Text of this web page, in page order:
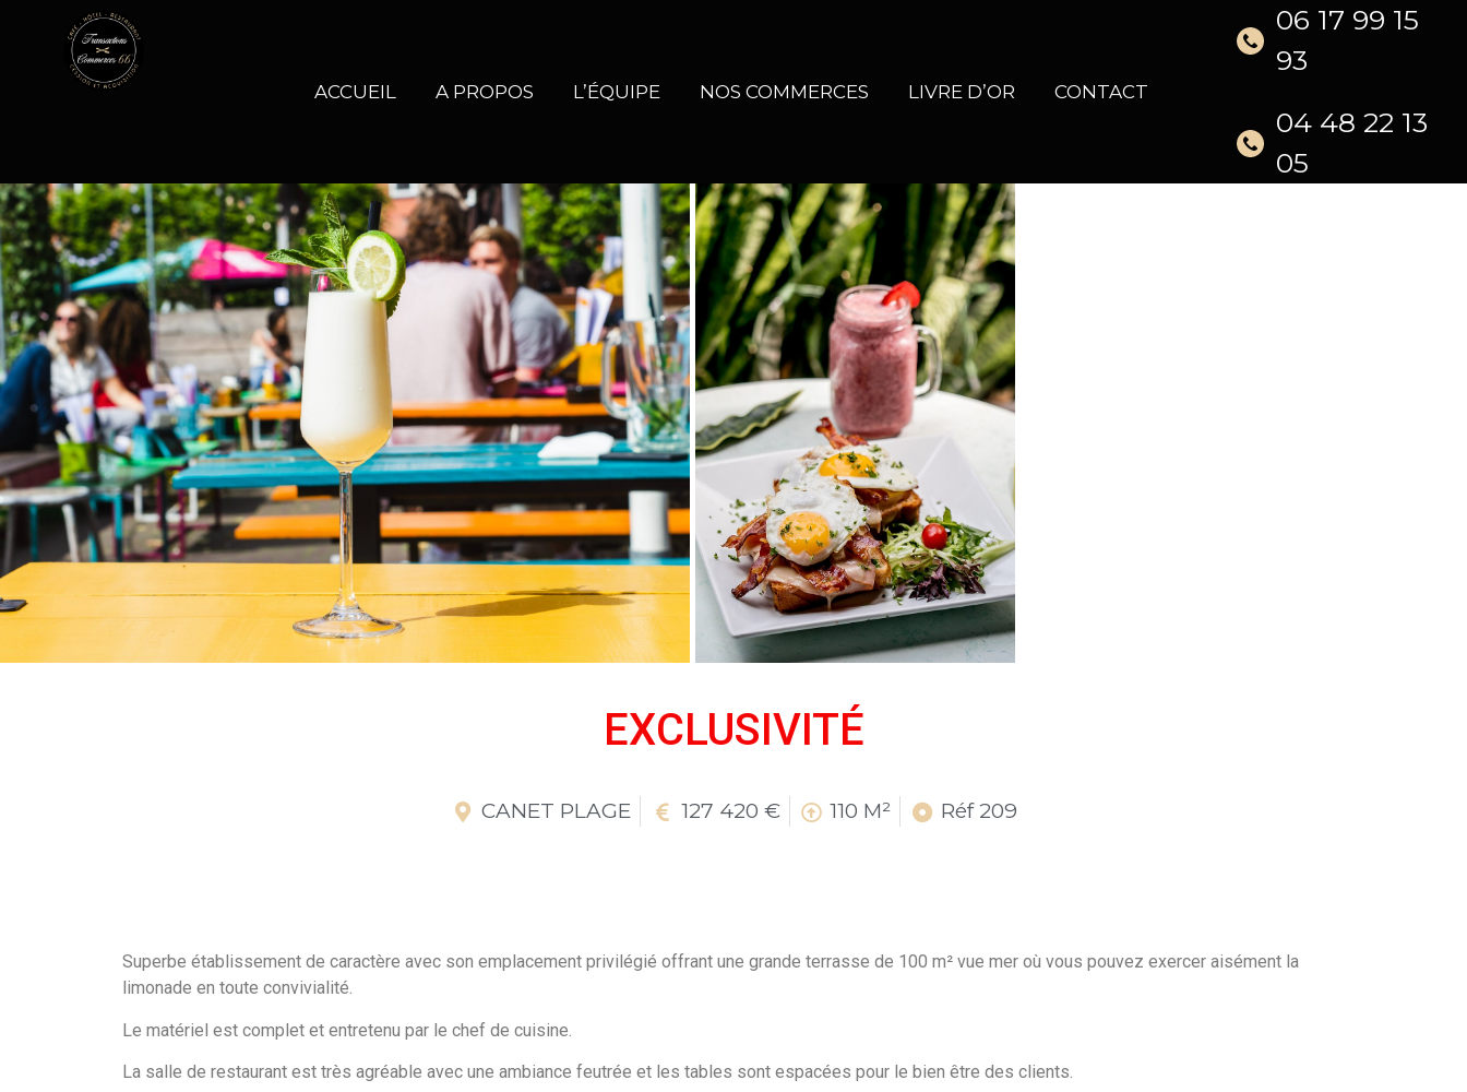
ACCUEIL A PROPOS L’ÉQUIPE NOS COMMERCES LIVRE D’OR CONTACT
06 17 99 15
93
04 48 22 13
05
EXCLUSIVITÉ
CANET PLAGE 127 420 € 110 M² Réf 209
Superbe établissement de caractère avec son emplacement privilégié offrant une grande terrasse de 100 m² vue mer où vous pouvez exercer aisément la
limonade en toute convivialité.
Le matériel est complet et entretenu par le chef de cuisine.
La salle de restaurant est très agréable avec une ambiance feutrée et les tables sont espacées pour le bien être des clients.